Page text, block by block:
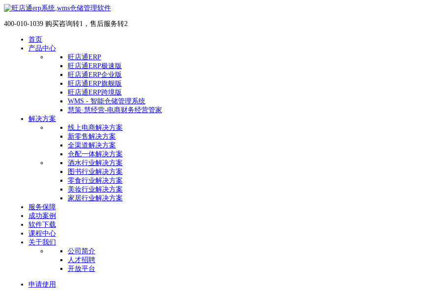
400-010-1039 购买咨询转1，售后服务转2
首页
产品中心
旺店通ERP
旺店通ERP极速版
旺店通ERP企业版
旺店通ERP旗舰版
旺店通ERP跨境版
WMS - 智能仓储管理系统
慧策·慧经营-电商财务经营管家
解决方案
线上电商解决方案
新零售解决方案
全渠道解决方案
仓配一体解决方案
酒水行业解决方案
图书行业解决方案
零食行业解决方案
美妆行业解决方案
家居行业解决方案
服务保障
成功案例
软件下载
课程中心
关于我们
公司简介
人才招聘
开放平台
申请使用